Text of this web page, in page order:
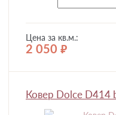
Цена за кв.м.:
2 050 руб.
Ковер Dolce D414